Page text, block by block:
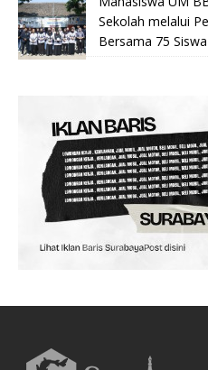
Sekolah melalui
Bersama 75